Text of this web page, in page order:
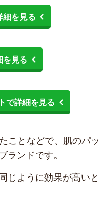
を見る
を見る
で詳細を見る
ことなどで、肌のパッ
ランドです。
じように効果が高いと